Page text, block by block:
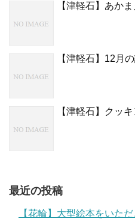
【津軽石】あか
【津軽石】12月
【津軽石】クッ
最近の投稿
【花輪】大型絵本をいた